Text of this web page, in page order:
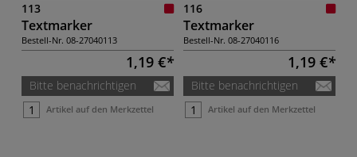
113
Textmarker
Bestell-Nr. 08-27040113
1,19 €
Bitte benachrichtigen
Artikel auf den Merkzettel
116
Textmarker
Bestell-Nr. 08-27040116
1,19 €
Bitte benachrichtigen
Artikel auf den Merkzettel